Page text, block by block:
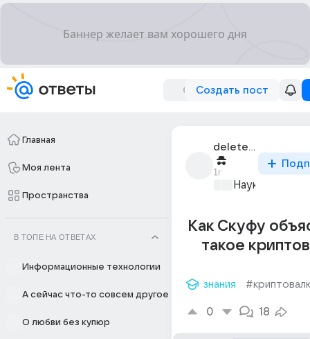
Создать пост
Главная
Моя лента
Пространства
В ТОПЕ НА ОТВЕТАХ
Информационные технологии
А сейчас что-то совсем другое
О любви без купюр
deleted_90694510_
1г
Наука
Как Скуфу
такое
знания
0 18